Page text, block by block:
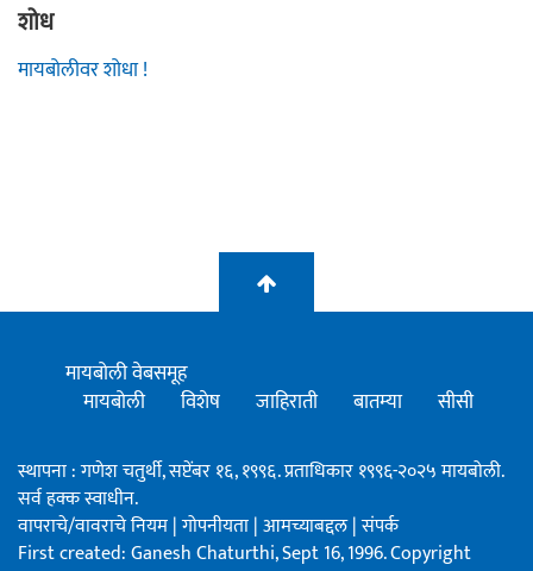
शोध
मायबोलीवर शोधा !
मायबोली वेबसमूह
मायबोली
विशेष जाहिराती बातम्या सीसी
स्थापना : गणेश चतुर्थी, सप्टेंबर १६, १९९६. प्रताधिकार १९९६-२०२५ मायबोली.
सर्व हक्क स्वाधीन.
वापराचे/वावराचे नियम|गोपनीयता|आमच्याबद्दल|संपर्क
First created: Ganesh Chaturthi, Sept 16, 1996. Copyright